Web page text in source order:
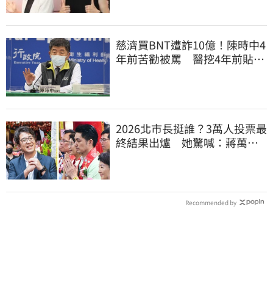
慈濟買BNT遭詐10億！陳時中4
年前苦勸被罵 醫挖4年前貼
2026北市長挺誰？3萬人投票最
終結果出爐 她驚喊：蔣萬安
Recommended by